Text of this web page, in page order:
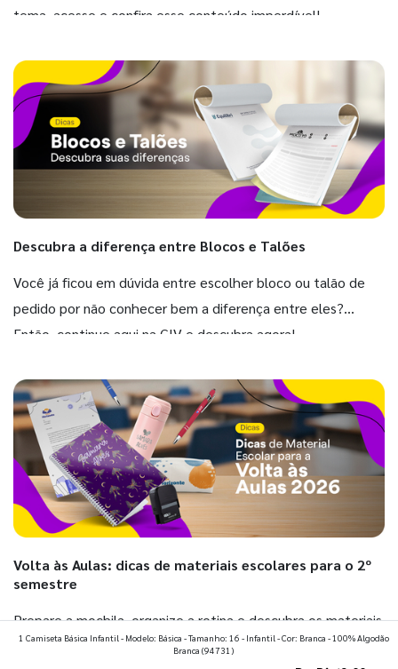
tema, acesse e confira esse conteúdo imperdível!
Descubra a diferença entre Blocos e Talões
Você já ficou em dúvida entre escolher bloco ou talão de
pedido por não conhecer bem a diferença entre eles?
Então, continue aqui na GIV e descubra agora!
Volta às Aulas: dicas de materiais escolares para o 2º
semestre
Prepare a mochila, organize a rotina e descubra os materiais
que fazem toda diferença para começar o segundo
1 Camiseta Básica Infantil - Modelo: Básica - Tamanho: 16 - Infantil - Cor: Branca - 100% Algodão
Branca (94731)